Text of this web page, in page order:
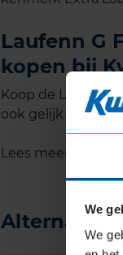
We
We
Laufenn G
kopen bij
Koop de Laufenn
ook gelijk online
Lees meer
Alternatief